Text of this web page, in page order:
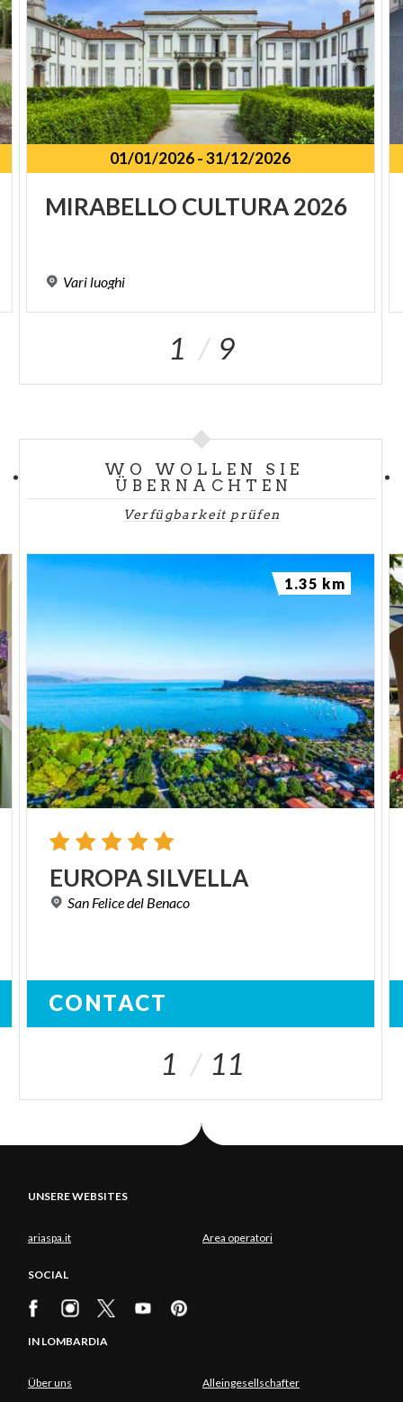
01/01/2026-31/12/2026
MIRABELLO CULTURA2026
Vari luoghi
1 9
WO WOLLEN SIE
ÜBERNACHTEN
Verfügbarkeit prüfen
EUROPASILVELLA
San Felicedel Benaco
CONTACT
1.35 km
1 11
UNSERE WEBSITES
ariaspa.it Area operatori
SOCIAL
IN LOMBARDIA
Über uns Alleingesellschafter